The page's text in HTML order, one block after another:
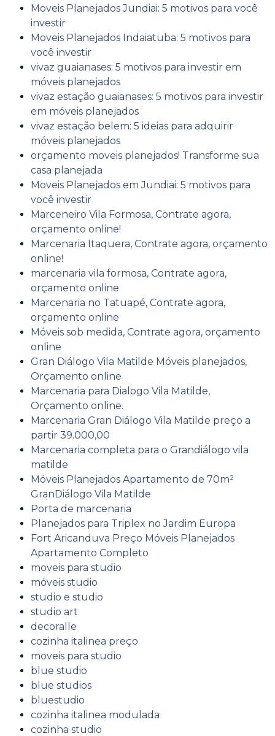
Moveis Planejados Jundiai: 5 motivos para você
investir
Moveis Planejados Indaiatuba: 5 motivos para
você investir
vivaz guaianases: 5 motivos para investir em
móveis planejados
vivaz estação guaianases: 5 motivos para investir
em móveis planejados
vivaz estação belem: 5 ideias para adquirir
móveis planejados
orçamento moveis planejados! Transforme sua
casa planejada
Moveis Planejados em Jundiai: 5 motivos para
você investir
Marceneiro Vila Formosa, Contrate agora,
orçamento online!
Marcenaria Itaquera, Contrate agora, orçamento
online!
marcenaria vila formosa, Contrate agora,
orçamento online
Marcenaria no Tatuapé, Contrate agora,
orçamento online
Móveis sob medida, Contrate agora, orçamento
online
Gran Diálogo Vila Matilde Móveis planejados,
Orçamento online
Marcenaria para Dialogo Vila Matilde,
Orçamento online.
Marcenaria Gran Diálogo Vila Matilde preço a
partir 39.000,00
Marcenaria completa para o Grandiálogo vila
matilde
Móveis Planejados Apartamento de 70m²
GranDiálogo Vila Matilde
Porta de marcenaria
Planejados para Triplex no Jardim Europa
Fort Aricanduva Preço Móveis Planejados
Apartamento Completo
moveis para studio
móveis studio
studio e studio
studio art
decoralle
cozinha italinea preço
moveis para studio
blue studio
blue studios
bluestudio
cozinha italinea modulada
cozinha studio